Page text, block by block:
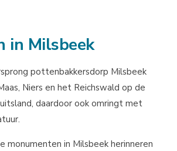
in Milsbeek
pottenbakkersdorp Milsbeek
Niers en het Reichswald op de
daardoor ook omringt met
monumenten in Milsbeek herinneren